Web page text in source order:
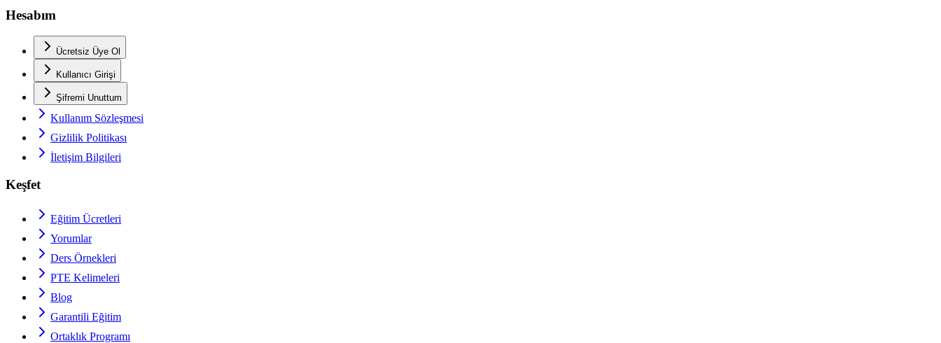
Hesabım
Ücretsiz Üye Ol
Kullanıcı Girişi
Şifremi Unuttum
Kullanım Sözleşmesi
Gizlilik Politikası
İletişim Bilgileri
Keşfet
Eğitim Ücretleri
Yorumlar
Ders Örnekleri
PTE Kelimeleri
Blog
Garantili Eğitim
Ortaklık Programı